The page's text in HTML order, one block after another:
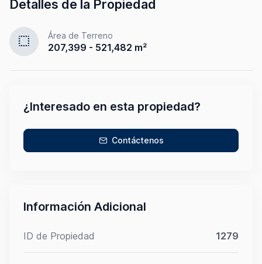
Detalles de la Propiedad
select Área de Terreno
207,399 - 521,482 m²
¿Interesado en esta propiedad?
Contáctenos
Información Adicional
ID de Propiedad 1279